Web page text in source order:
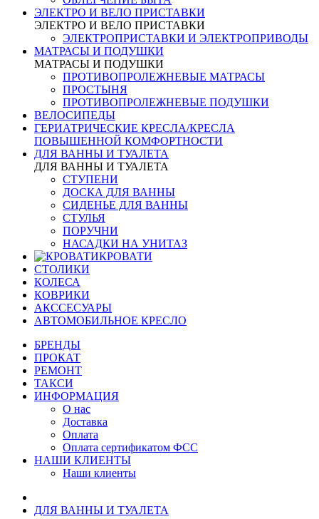
ЭЛЕКТРО И ВЕЛО ПРИСТАВКИ
ЭЛЕКТРО И ВЕЛО ПРИСТАВКИ
ЭЛЕКТРОПРИСТАВКИ И ЭЛЕКТРОПРИВОДЫ
МАТРАСЫ И ПОДУШКИ
МАТРАСЫ И ПОДУШКИ
ПРОТИВОПРОЛЕЖНЕВЫЕ МАТРАСЫ
ПРОСТЫНЯ
ПРОТИВОПРОЛЕЖНЕВЫЕ ПОДУШКИ
ВЕЛОСИПЕДЫ
ГЕРИАТРИЧЕСКИЕ КРЕСЛА/КРЕСЛА
ПОВЫШЕННОЙ КОМФОРТНОСТИ
ДЛЯ ВАННЫ И ТУАЛЕТА
ДЛЯ ВАННЫ И ТУАЛЕТА
СТУПЕНИ
ДОСКА ДЛЯ ВАННЫ
СИДЕНЬЕ ДЛЯ ВАННЫ
СТУЛЬЯ
ПОРУЧНИ
НАСАДКИ НА УНИТАЗ
КРОВАТИ
СТОЛИКИ
КОЛЕСА
КОВРИКИ
АКССЕСУАРЫ
АВТОМОБИЛЬНОЕ КРЕСЛО
БРЕНДЫ
ПРОКАТ
РЕМОНТ
ТАКСИ
ИНФОРМАЦИЯ
О нас
Доставка
Оплата
Оплата сертификатом ФСС
НАШИ КЛИЕНТЫ
Наши клиенты
ДЛЯ ВАННЫ И ТУАЛЕТА